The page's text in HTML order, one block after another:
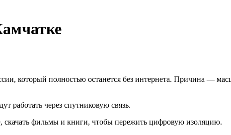
который полностью останется без интернета. Причина —
работать через спутниковую связь.
скачать фильмы и книги, чтобы пережить цифровую изоляцию.